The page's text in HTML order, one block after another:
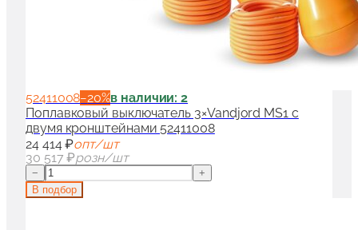
52411008−20%в наличии: 2
Поплавковый выключатель 3×Vandjord MS1 с
двумя кронштейнами 52411008
24 414 ₽опт/шт
30 517 ₽розн/шт
−
+
В подбор